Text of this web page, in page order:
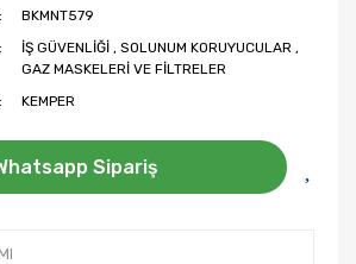
BKMNT579
İŞ GÜVENLİĞİ ,SOLUNUM KORUYUCULAR ,
GAZ MASKELERİ VE FİLTRELER
KEMPER
Sipariş